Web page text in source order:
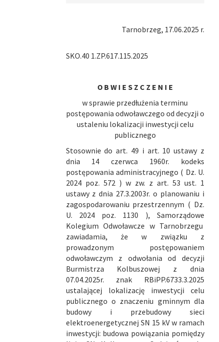
Tarnobrzeg, 17.06.2025 r.
SKO.40 1.ZP.617.115.2025
O B W I E S Z C Z E N I E
w sprawie przedłużenia terminu
postępowania odwoławczego od decyzji o
ustaleniu lokalizacji inwestycji celu
publicznego
Stosownie do art. 49 i art. 10 ustawy z
dnia 14 czerwca 1960r. kodeks
postępowania administracyjnego ( Dz. U.
2024 poz. 572 ) w zw. z art. 53 ust. 1
ustawy z dnia 27.3.2003r. o planowaniu i
zagospodarowaniu przestrzennym ( Dz.
U. 2024 poz. 1130 ), Samorządowe
Kolegium Odwoławcze w Tarnobrzegu
zawiadamia, że w związku z
prowadzonym postępowaniem
odwoławczym z odwołania od decyzji
Burmistrza Kolbuszowej z dnia
07.04.2025r. znak RBiPP.6733.3.2025
ustalającej lokalizację inwestycji celu
publicznego o znaczeniu gminnym dla
budowy i przebudowy sieci
elektroenergetycznej SN 15 kV w ramach
inwestycji: budowa powiązania pomiędzy